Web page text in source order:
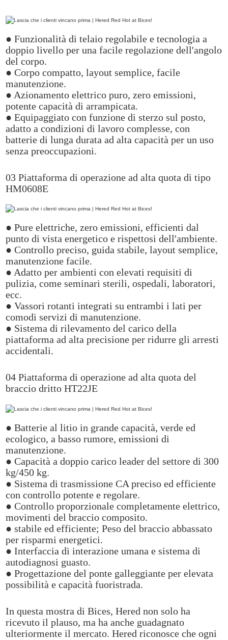
● Funzionalità di telaio regolabile e tecnologia a
doppio livello per una facile regolazione dell'angolo
del corpo.
● Corpo compatto, layout semplice, facile
manutenzione.
● Azionamento elettrico puro, zero emissioni,
potente capacità di arrampicata.
● Equipaggiato con funzione di sterzo sul posto,
adatto a condizioni di lavoro complesse, con
batterie di lunga durata ad alta capacità per un uso
senza preoccupazioni.
03 Piattaforma di operazione ad alta quota di tipo
HM0608E
● Pure elettriche, zero emissioni, efficienti dal
punto di vista energetico e rispettosi dell'ambiente.
● Controllo preciso, guida stabile, layout semplice,
manutenzione facile.
● Adatto per ambienti con elevati requisiti di
pulizia, come seminari sterili, ospedali, laboratori,
ecc.
● Vassori rotanti integrati su entrambi i lati per
comodi servizi di manutenzione.
● Sistema di rilevamento del carico della
piattaforma ad alta precisione per ridurre gli arresti
accidentali.
04 Piattaforma di operazione ad alta quota del
braccio dritto HT22JE
● Batterie al litio in grande capacità, verde ed
ecologico, a basso rumore, emissioni di
manutenzione.
● Capacità a doppio carico leader del settore di 300
kg/450 kg.
● Sistema di trasmissione CA preciso ed efficiente
con controllo potente e regolare.
● Controllo proporzionale completamente elettrico,
movimenti del braccio composito.
● stabile ed efficiente; Peso del braccio abbassato
per risparmi energetici.
● Interfaccia di interazione umana e sistema di
autodiagnosi guasto.
● Progettazione del ponte galleggiante per elevata
possibilità e capacità fuoristrada.
In questa mostra di Bices, Hered non solo ha
ricevuto il plauso, ma ha anche guadagnato
ulteriormente il mercato. Hered riconosce che ogni